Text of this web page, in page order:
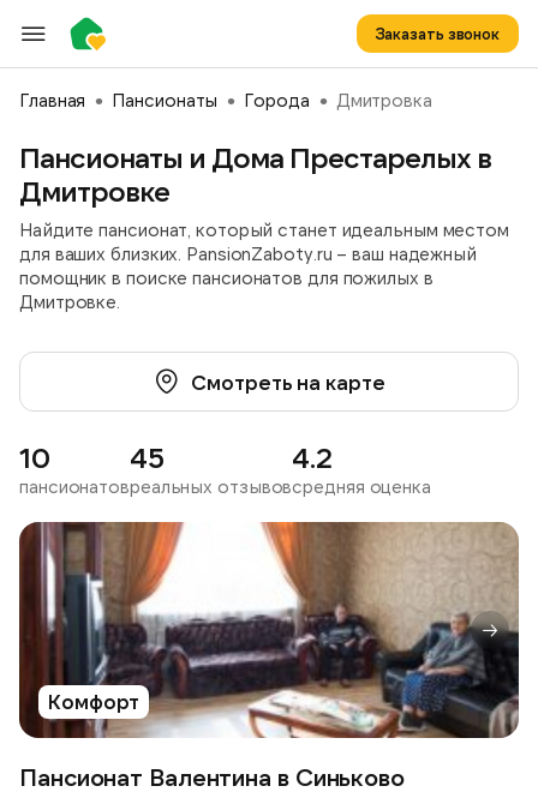
Заказать звонок
Главная Пансионаты Города Дмитровка
Пансионаты и Дома Престарелых в
Дмитровке
Найдите пансионат, который станет идеальным местом
для ваших близких. PansionZaboty.ru – ваш надежный
помощник в поиске пансионатов для пожилых в
Дмитровке.
Смотреть на карте
10
пансионатов
45
реальных отзывов
4.2
средняя оценка
Комфорт
Пансионат Валентина в Синьково